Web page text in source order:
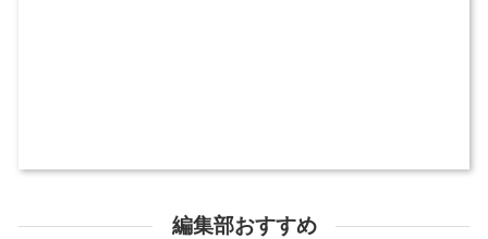
編集部おすすめ